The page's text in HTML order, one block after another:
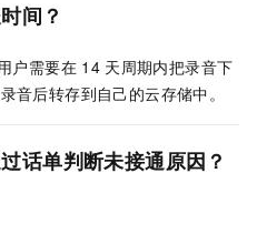
间？
户需要在 14 天周期内把录音下
音后转存到自己的云存储中。
话单判断未接通原因？